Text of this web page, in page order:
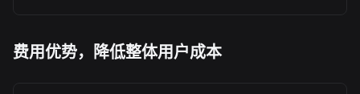
费用优势，降低整体用户成本